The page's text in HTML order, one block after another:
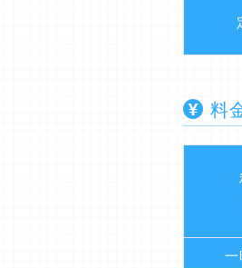
料
一